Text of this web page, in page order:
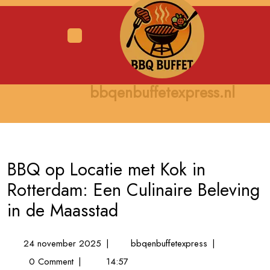
Skip
bbqenbuffetexpress.nl
BBQ op Locatie met Kok in
Rotterdam: Een Culinaire Beleving
in de Maasstad
24 november 202524
november
| bbqenbuffetexpressBBQ
|
0 Comment | 14:57